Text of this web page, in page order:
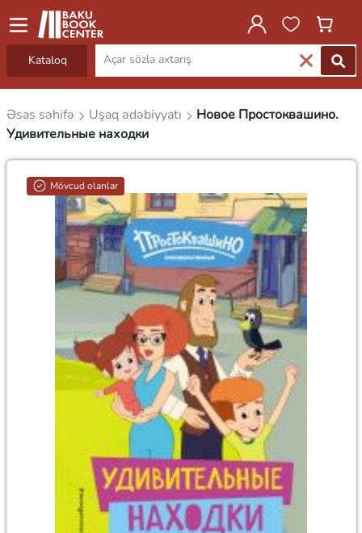
Kataloq
Əsas səhifə Uşaq ədəbiyyatı
Новое Простоквашино.
Удивительные находки
Mövcud olanlar